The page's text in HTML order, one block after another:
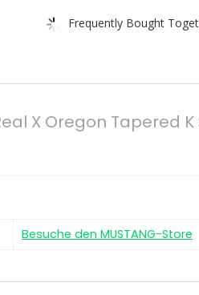
Frequently Bought
X Oregon
Besuche den MUSTANG-Store